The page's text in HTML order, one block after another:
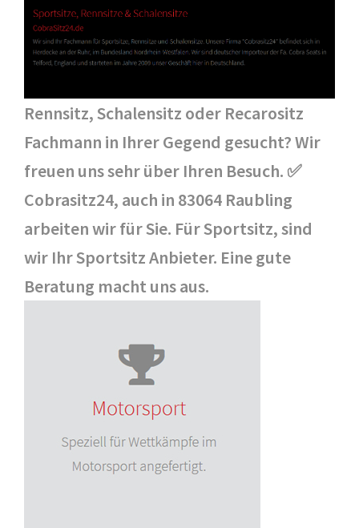
Rennsitz, Schalensitz oder Recarositz
Fachmann in Ihrer Gegend gesucht? Wir
freuen uns sehr über Ihren Besuch. ✅
Cobrasitz24, auch in 83064 Raubling
arbeiten wir für Sie. Für Sportsitz, sind
wir Ihr Sportsitz Anbieter. Eine gute
Beratung macht uns aus.